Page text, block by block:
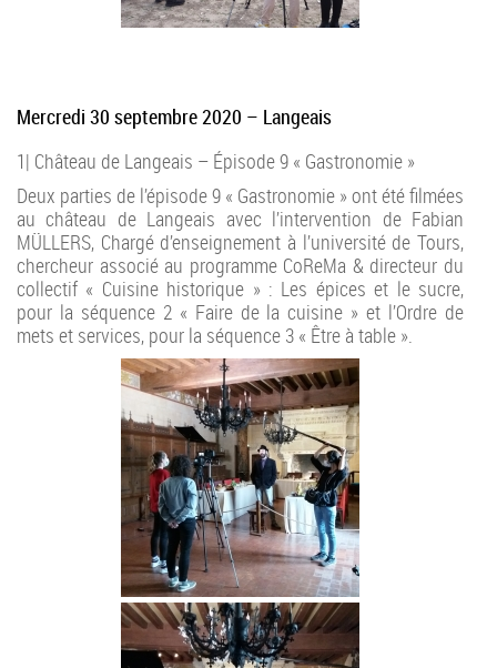
Mercredi 30 septembre 2020 – Langeais
1| Château de Langeais – Épisode 9 « Gastronomie »
Deux parties de l’épisode 9 « Gastronomie » ont été filmées
au château de Langeais avec l’intervention de Fabian
MÜLLERS, Chargé d’enseignement à l’université de Tours,
chercheur associé au programme CoReMa & directeur du
collectif « Cuisine historique » : Les épices et le sucre,
pour la séquence 2 « Faire de la cuisine » et l’Ordre de
mets et services, pour la séquence 3 « Être à table ».